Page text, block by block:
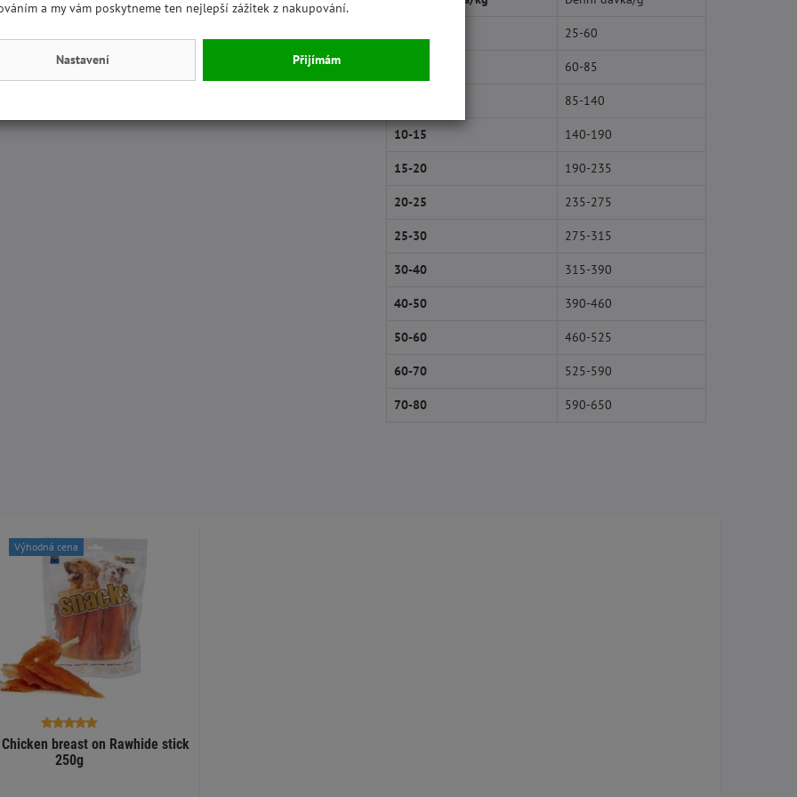
25-60
60-85
85-140
10-15 140-190
15-20 190-235
20-25 235-275
25-30 275-315
30-40 315-390
40-50 390-460
50-60 460-525
60-70 525-590
70-80 590-650
Chicken breast on Rawhide stick
250g
Výhodná cena
a my vám poskytneme ten nejlepší zážitek z nakupování.
Nastavení Přijímám